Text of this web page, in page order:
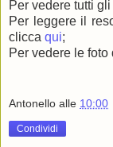
Per vedere tutti
Per leggere il
clicca qui;
Per vedere le
Antonello alle 10:00
Condividi